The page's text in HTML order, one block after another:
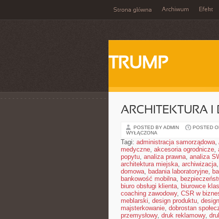
Strona główna Archiwum Efekt
TRUMP
ARCHITEKTURA I
POSTED BY ADMIN POSTED
WYŁĄCZONA
Tagi: administracja samorządowa,
medyczne, akcesoria ogrodnicze,
popytu, analiza prawna, analiza
architektura miejska, archiwizacja,
domowa, badania laboratoryjne,
bankowość mobilna,
biuro obsługi klienta, biurowce
coaching zawodowy, CSR w
meblarski, design produktu,
majsterkowanie, dobrostan
przemysłowy, druk reklamowy,